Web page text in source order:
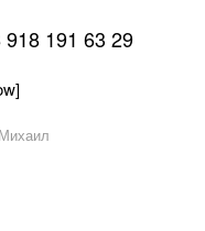
191 63 29